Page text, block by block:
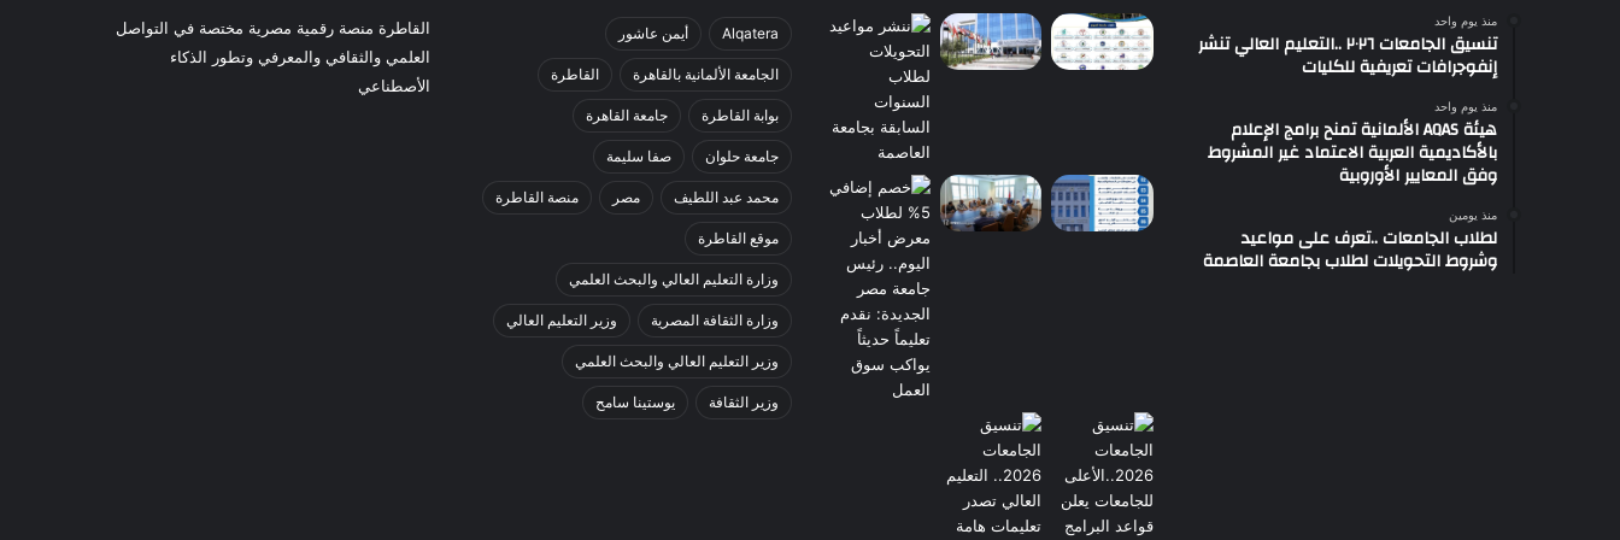
منذ يوم واحد
تنسيق الجامعات ٢٠٢٦ ..التعليم العالي تنشر
إنفوجرافات تعريفية للكليات
منذ يوم واحد
هيئة AQAS الألمانية تمنح برامج الإعلام
بالأكاديمية العربية الاعتماد غير المشروط
وفق المعايير الأوروبية
منذ يومين
لطلاب الجامعات ..تعرف على مواعيد
وشروط التحويلات لطلاب بجامعة العاصمة
Alqatera أيمن عاشور
الجامعة الألمانية بالقاهرة القاطرة
بوابة القاطرة جامعة القاهرة
جامعة حلوان صفا سليمة
محمد عبد اللطيف مصر منصة القاطرة
موقع القاطرة
وزارة التعليم العالي والبحث العلمي
وزارة الثقافة المصرية وزير التعليم العالي
وزير التعليم العالي والبحث العلمي
وزير الثقافة يوستينا سامح
القاطرة منصة رقمية مصرية مختصة في التواصل
العلمي والثقافي والمعرفي وتطور الذكاء
الأصطناعي